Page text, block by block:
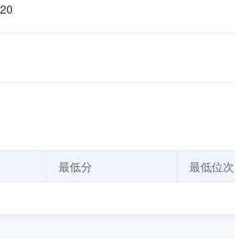
最低分 最低位次